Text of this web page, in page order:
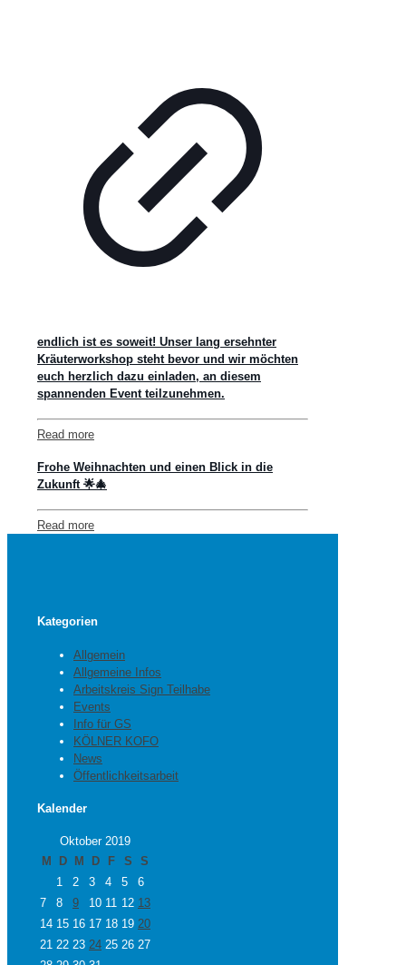
endlich ist es soweit! Unser lang ersehnter
Kräuterworkshop steht bevor und wir möchten
euch herzlich dazu einladen, an diesem
spannenden Event teilzunehmen.
Read more
Frohe Weihnachten und einen Blick in die
Zukunft 🌟🎄
Read more
Kategorien
Allgemein
Allgemeine Infos
Arbeitskreis Sign Teilhabe
Events
Info für GS
KÖLNER KOFO
News
Öffentlichkeitsarbeit
Kalender
Oktober 2019
M
D M D F S
S
1
2 3 4 5
6
7
8 9 10 11 12 13
14 15 16 17 18 19 20
21 22 23 24 25 26 27